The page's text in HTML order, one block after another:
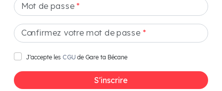
Mot de passe*
Confirmez votre mot de passe *
J'accepte les CGU de Gare ta Bécane
S'inscrire